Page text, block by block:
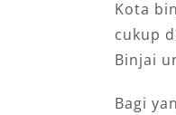
Kota
cukup
Binjai
Bagi